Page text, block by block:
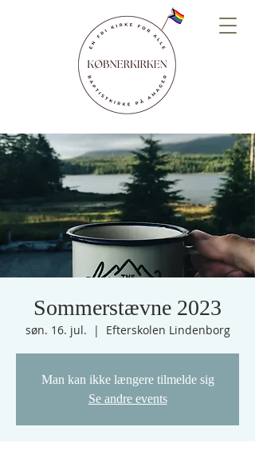
Sommerstævne 2023
søn. 16. jul.
  |
Efterskolen Lindenborg
Man kan ikke længere tilmelde sig
Se andre events